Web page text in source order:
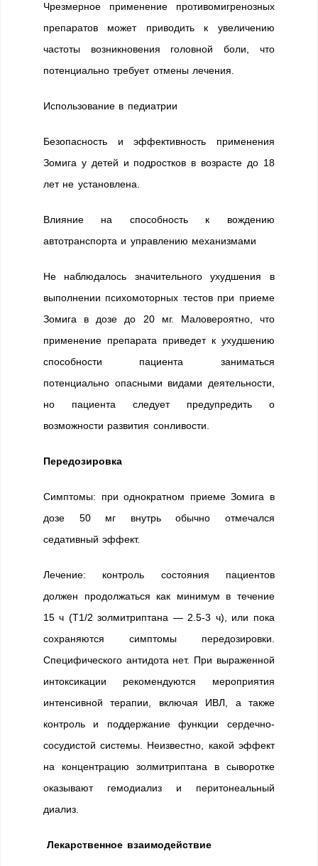
Чрезмерное применение противомигренозных
препаратов может приводить к увеличению
частоты возникновения головной боли, что
потенциально требует отмены лечения.
Использование в педиатрии
Безопасность и эффективность применения
Зомига у детей и подростков в возрасте до 18
лет не установлена.
Влияние на способность к вождению
автотранспорта и управлению механизмами
Не наблюдалось значительного ухудшения в
выполнении психомоторных тестов при приеме
Зомига в дозе до 20 мг. Маловероятно, что
применение препарата приведет к ухудшению
способности пациента заниматься
потенциально опасными видами деятельности,
но пациента следует предупредить о
возможности развития сонливости.
Передозировка
Симптомы: при однократном приеме Зомига в
дозе 50 мг внутрь обычно отмечался
седативный эффект.
Лечение: контроль состояния пациентов
должен продолжаться как минимум в течение
15 ч (T1/2 золмитриптана — 2.5-3 ч), или пока
сохраняются симптомы передозировки.
Специфического антидота нет. При выраженной
интоксикации рекомендуются мероприятия
интенсивной терапии, включая ИВЛ, а также
контроль и поддержание функции сердечно-
сосудистой системы. Неизвестно, какой эффект
на концентрацию золмитриптана в сыворотке
оказывают гемодиализ и перитонеальный
диализ.
Лекарственное взаимодействие